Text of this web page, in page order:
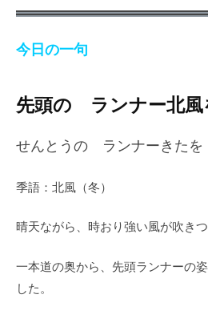
今日の一句
先頭の ランナー北
せんとうの ランナーきた
季語：北風（冬）
晴天ながら、時おり強い風が吹きつ
一本道の奥から、先頭ランナーの
した。